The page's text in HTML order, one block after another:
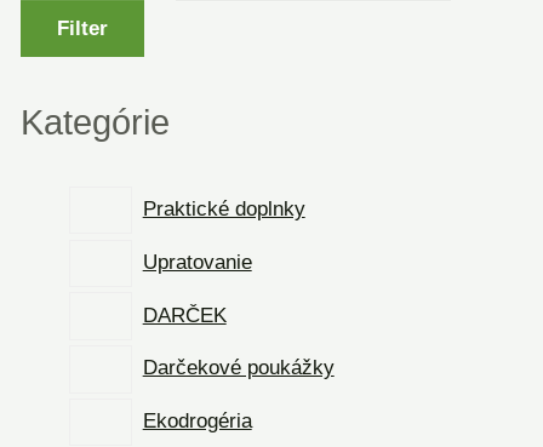
Filter
Kategórie
Praktické doplnky
Upratovanie
DARČEK
Darčekové poukážky
Ekodrogéria